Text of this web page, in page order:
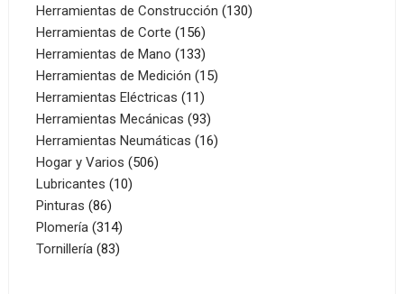
productos
Herramientas de Construcción 130130
Herramientas de Corte 156156
productos
Herramientas de Mano 133133
productos
Herramientas de Medición 1515
Herramientas Eléctricas 1111
productos
Herramientas Mecánicas 9393
productos
Herramientas Neumáticas 1616
Hogar y Varios 506506
Lubricantes 1010
Pinturas 8686
productos
Plomería 314314
productos
Tornillería 8383